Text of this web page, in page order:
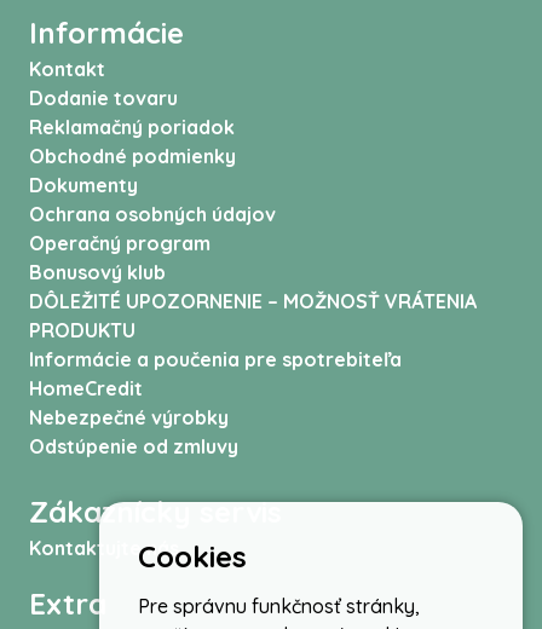
Informácie
Kontakt
Dodanie tovaru
Reklamačný poriadok
Obchodné podmienky
Dokumenty
Ochrana osobných údajov
Operačný program
Bonusový klub
DÔLEŽITÉ UPOZORNENIE – MOŽNOSŤ VRÁTENIA
PRODUKTU
Informácie a poučenia pre spotrebiteľa
HomeCredit
Nebezpečné výrobky
Odstúpenie od zmluvy
Zákaznícky servis
Kontaktujte nás
Extra
Cookies
Pre správnu funkčnosť stránky,